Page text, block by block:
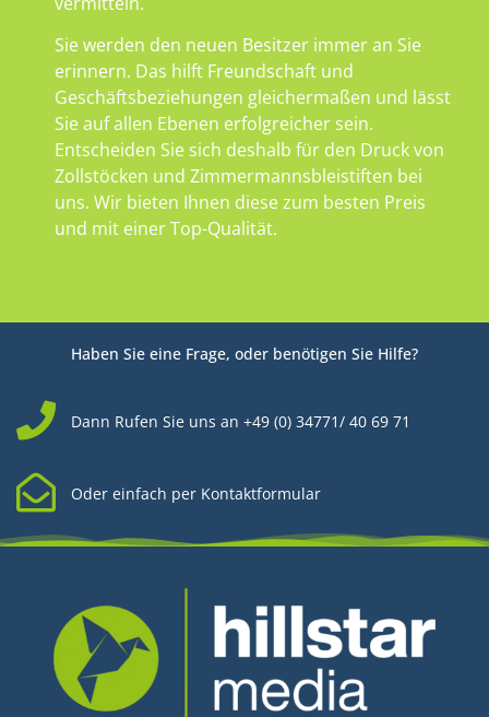
Sie werden den neuen Besitzer immer an Sie
erinnern. Das hilft Freundschaft und
Geschäftsbeziehungen gleichermaßen und lässt
Sie auf allen Ebenen erfolgreicher sein.
Entscheiden Sie sich deshalb für den Druck von
Zollstöcken und Zimmermannsbleistiften bei
uns. Wir bieten Ihnen diese zum besten Preis
und mit einer Top-Qualität.
Haben Sie eine Frage, oder benötigen Sie Hilfe?
Dann Rufen Sie uns an +49 (0) 34771/ 40 69 71
Oder einfach per Kontaktformular